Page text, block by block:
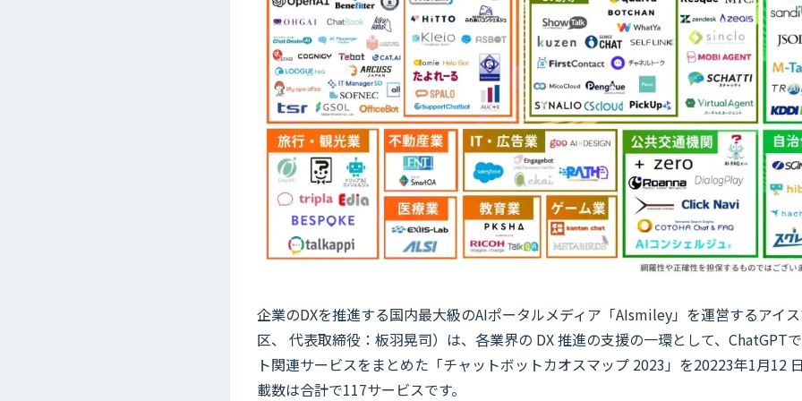
企業のDXを推進する国内最大級のAIポータルメディア「AIsmiley」を運営するアイ
区、 代表取締役：板羽晃司）は、各業界の DX 推進の支援の一環として、ChatGPT
ト関連サービスをまとめた「チャットボットカオスマップ 2023」を20223年1月12
載数は合計で117サービスです。